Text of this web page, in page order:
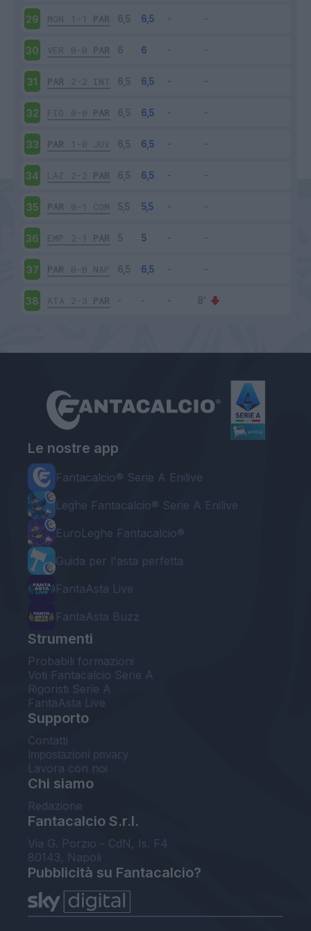
29 MON 1-1 PAR
30 VER 0-0 PAR
31 PAR 2-2 INT
32 FIO 0-0 PAR
33 PAR 1-0 JUV
34 LAZ 2-2 PAR
35 PAR 0-1 COM
36 EMP 2-1 PAR
37 PAR 0-0 NAP
38 ATA 2-3 PAR
Le nostre app
Fantacalcio® Serie A Enilive
Leghe Fantacalcio® Serie A Enilive
EuroLeghe Fantacalcio®
Guida per l'asta perfetta
FantaAsta Live
FantaAsta Buzz
Strumenti
Probabili formazioni
Voti Fantacalcio Serie A
Rigoristi Serie A
FantaAsta Live
Supporto
Contatti
Impostazioni privacy
Lavora con noi
Chi siamo
Redazione
Fantacalcio S.r.l.
Via G. Porzio - CdN, Is. F4
80143, Napoli
Pubblicità su Fantacalcio?